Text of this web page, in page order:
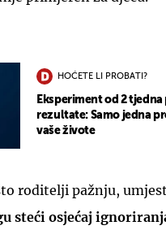
HOĆETE LI PROBATI?
Eksperiment od 2
rezultate: Samo jedna
vaše živote
roditelji pažnju,
steći osjećaj